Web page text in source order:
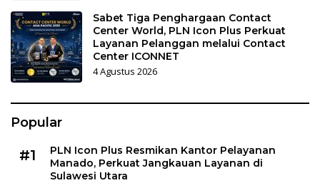
Sabet Tiga Penghargaan Contact
Center World, PLN Icon Plus Perkuat
Layanan Pelanggan melalui Contact
Center ICONNET
4 Agustus 2026
Popular
#1
PLN Icon Plus Resmikan Kantor Pelayanan
Manado, Perkuat Jangkauan Layanan di
Sulawesi Utara